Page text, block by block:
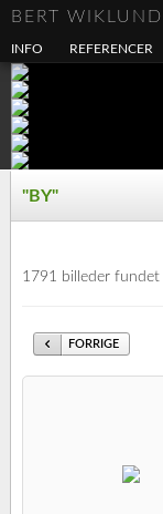
BERT WIKLUND
INFO REFERENCER
"BY"
1791 billeder fundet
FORRIGE